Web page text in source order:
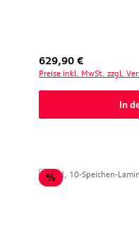
Regulärer Preis:
629,90 €
Preise inkl. MwSt. zzgl.
In
%Rabatt